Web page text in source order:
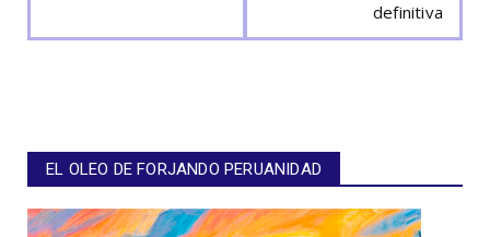
definitiva
EL OLEO DE FORJANDO PERUANIDAD